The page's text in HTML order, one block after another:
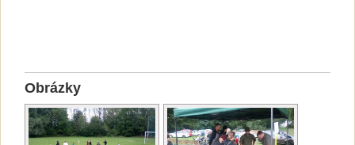
Obrázky